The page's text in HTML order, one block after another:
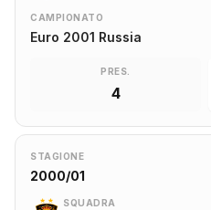
CAMPIONATO
Euro 2001 Russia
PRES.
4
STAGIONE
2000/01
SQUADRA